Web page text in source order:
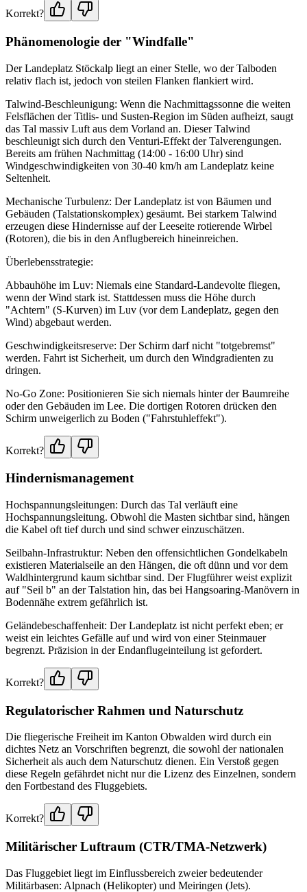
Korrekt?
Phänomenologie der "Windfalle"
Der Landeplatz Stöckalp liegt an einer Stelle, wo der Talboden
relativ flach ist, jedoch von steilen Flanken flankiert wird.
Talwind-Beschleunigung: Wenn die Nachmittagssonne die weiten
Felsflächen der Titlis- und Susten-Region im Süden aufheizt, saugt
das Tal massiv Luft aus dem Vorland an. Dieser Talwind
beschleunigt sich durch den Venturi-Effekt der Talverengungen.
Bereits am frühen Nachmittag (14:00 - 16:00 Uhr) sind
Windgeschwindigkeiten von 30-40 km/h am Landeplatz keine
Seltenheit.
Mechanische Turbulenz: Der Landeplatz ist von Bäumen und
Gebäuden (Talstationskomplex) gesäumt. Bei starkem Talwind
erzeugen diese Hindernisse auf der Leeseite rotierende Wirbel
(Rotoren), die bis in den Anflugbereich hineinreichen.
Überlebensstrategie:
Abbauhöhe im Luv: Niemals eine Standard-Landevolte fliegen,
wenn der Wind stark ist. Stattdessen muss die Höhe durch
"Achtern" (S-Kurven) im Luv (vor dem Landeplatz, gegen den
Wind) abgebaut werden.
Geschwindigkeitsreserve: Der Schirm darf nicht "totgebremst"
werden. Fahrt ist Sicherheit, um durch den Windgradienten zu
dringen.
No-Go Zone: Positionieren Sie sich niemals hinter der Baumreihe
oder den Gebäuden im Lee. Die dortigen Rotoren drücken den
Schirm unweigerlich zu Boden ("Fahrstuhleffekt").
Korrekt?
Hindernismanagement
Hochspannungsleitungen: Durch das Tal verläuft eine
Hochspannungsleitung. Obwohl die Masten sichtbar sind, hängen
die Kabel oft tief durch und sind schwer einzuschätzen.
Seilbahn-Infrastruktur: Neben den offensichtlichen Gondelkabeln
existieren Materialseile an den Hängen, die oft dünn und vor dem
Waldhintergrund kaum sichtbar sind. Der Flugführer weist explizit
auf "Seil b" an der Talstation hin, das bei Hangsoaring-Manövern in
Bodennähe extrem gefährlich ist.
Geländebeschaffenheit: Der Landeplatz ist nicht perfekt eben; er
weist ein leichtes Gefälle auf und wird von einer Steinmauer
begrenzt. Präzision in der Endanflugeinteilung ist gefordert.
Korrekt?
Regulatorischer Rahmen und Naturschutz
Die fliegerische Freiheit im Kanton Obwalden wird durch ein
dichtes Netz an Vorschriften begrenzt, die sowohl der nationalen
Sicherheit als auch dem Naturschutz dienen. Ein Verstoß gegen
diese Regeln gefährdet nicht nur die Lizenz des Einzelnen, sondern
den Fortbestand des Fluggebiets.
Korrekt?
Militärischer Luftraum (CTR/TMA-Netzwerk)
Das Fluggebiet liegt im Einflussbereich zweier bedeutender
Militärbasen: Alpnach (Helikopter) und Meiringen (Jets).